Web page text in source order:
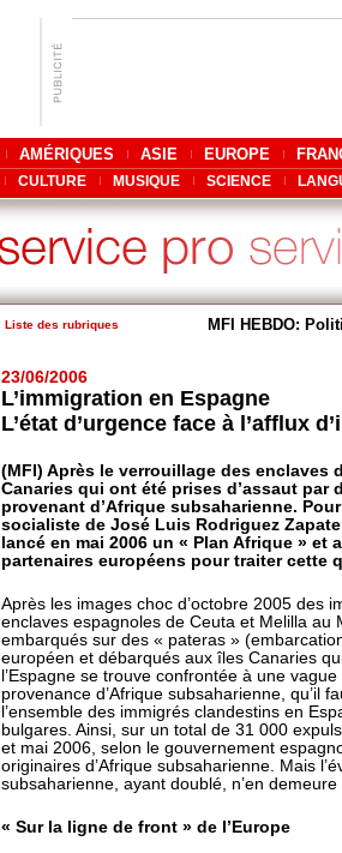
AMÉRIQUES ASIE EUROPE
CULTURE MUSIQUE SCIENCE
Liste des rubriques MFI HEBDO:
23/06/2006
L’immigration en Espagne
L’état d’urgence face à l’afflux
(MFI) Après le verrouillage des enclaves
Canaries qui ont été prises d’assaut par
provenant d’Afrique subsaharienne.
socialiste de José Luis Rodriguez
lancé en mai 2006 un « Plan Afrique » et
partenaires européens pour traiter cette
Après les images choc d’octobre 2005 des
enclaves espagnoles de Ceuta et Melilla au
embarqués sur des « pateras »
européen et débarqués aux îles Canaries
l’Espagne se trouve confrontée à une
provenance d’Afrique subsaharienne, qu’il
l’ensemble des immigrés clandestins en
bulgares. Ainsi, sur un total de 31 000
et mai 2006, selon le gouvernement
originaires d’Afrique subsaharienne. Mais
subsaharienne, ayant doublé, n’en
« Sur la ligne de front » de l’Europe